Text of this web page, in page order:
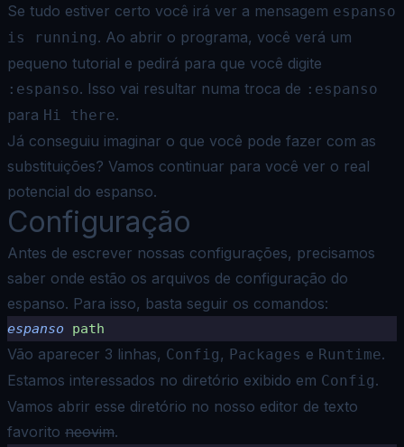
Se tudo estiver certo você irá ver a mensagem espanso
is running. Ao abrir o programa, você verá um
pequeno tutorial e pedirá para que você digite
:espanso. Isso vai resultar numa troca de :espanso
para Hi there.
Já conseguiu imaginar o que você pode fazer com as
substituições? Vamos continuar para você ver o real
potencial do espanso.
Configuração
Antes de escrever nossas configurações, precisamos
saber onde estão os arquivos de configuração do
espanso. Para isso, basta seguir os comandos:
espanso path
Vão aparecer 3 linhas, Config, Packages e Runtime.
Estamos interessados no diretório exibido em Config.
Vamos abrir esse diretório no nosso editor de texto
favorito neovim.